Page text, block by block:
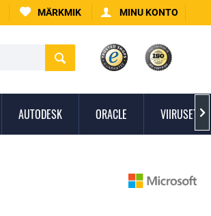
MÄRKMIK MINU KONTO
AUTODESK ORACLE 